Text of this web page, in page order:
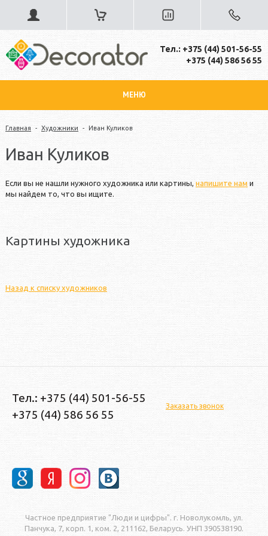
Тел.: +375 (44) 501-56-55
+375 (44) 586 56 55
МЕНЮ
Главная - Художники - Иван Куликов
Иван Куликов
Если вы не нашли нужного художника или картины, напишите нам и
мы найдем то, что вы ищите.
Картины художника
Назад к списку художников
Тел.: +375 (44) 501-56-55
+375 (44) 586 56 55
Заказать звонок
Частное предприятие "Люди и цифры". г. Новолукомль, ул.
Панчука, 7, корп. 1, ком. 2, 211162, Беларусь. УНП 390538190.